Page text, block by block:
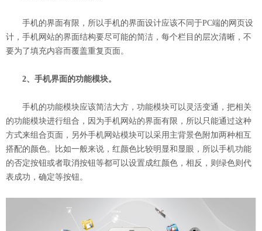
手机的界面有限，所以手机的界面设计应该不同于PC端的网页设
计，手机网站的界面结构要尽可能的简洁，每个栏目的层次清晰，不
要为了填充内容而覆盖重复页面。
2、手机界面的功能模块。
手机的功能模块应该简洁大方，功能模块可以灵活变通，把相关
的功能模块进行组合，因为手机网站的界面有限，所以只能通过这种
方式来组合页面，另外手机网站模块可以采用主背景色附加两种相互
搭配的颜色。比如一般来说，红颜色比较明显和显眼，所以手机功能
的否定按钮或者取消按钮等都可以设置成红颜色，相反，则绿色则代
表成功，确定等按钮。